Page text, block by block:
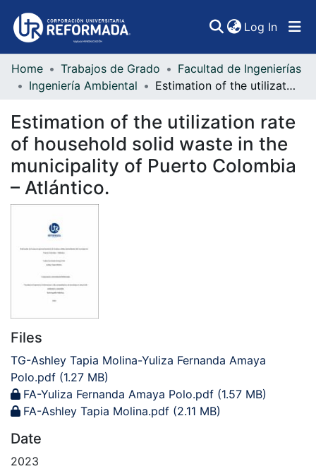
Log In
Communities & Collections
Statistics
Home Trabajos de Grado
Facultad de Ingenierías
Ingeniería Ambiental
Estimation of the utilization rate of household solid waste in the municipality of Puerto Colombia – Atlántico.
Estimation of the utilization rate
of household solid waste in the
municipality of Puerto Colombia
– Atlántico.
Files
TG-Ashley Tapia Molina-Yuliza Fernanda Amaya
Polo.pdf (1.27 MB)
FA-Yuliza Fernanda Amaya Polo.pdf (1.57 MB)
FA-Ashley Tapia Molina.pdf (2.11 MB)
Date
2023